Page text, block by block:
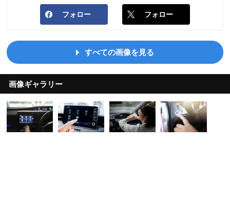
フォロー フォロー
すべての画像を見る
画像ギャラリー